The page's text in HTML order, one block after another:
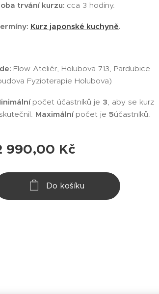
trvání kurzu: cca 3 hodiny.
Kurz japonské kuchyně.
Flow Ateliér, Holubova 713, Pardubice
Fyzioterapie Holubova)
počet účastníků je 3, aby se kurz
Maximální počet je 5účastníků.
990,00 Kč
Do košíku